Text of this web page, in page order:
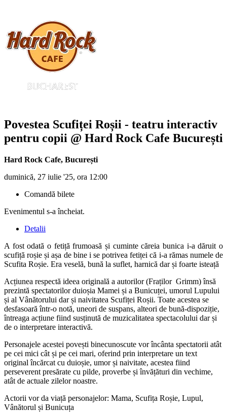
Povestea Scufiței Roșii - teatru interactiv
pentru copii @ Hard Rock Cafe București
Hard Rock Cafe, București
duminică, 27 iulie '25, ora 12:00
Comandă bilete
Evenimentul s-a încheiat.
Detalii
A fost odată o fetiță frumoasă și cuminte căreia bunica i-a dăruit o
scufiță roșie și așa de bine i se potrivea fetiței că i-a rămas numele de
Scufita Roșie. Era veselă, bună la suflet, harnică dar și foarte isteață
Acțiunea respectă ideea originală a autorilor (Fraților Grimm) însă
prezintă spectatorilor duioșia Mamei și a Bunicuței, umorul Lupului
și al Vânătorului dar și naivitatea Scufiței Roșii. Toate acestea se
desfasoară într-o notă, uneori de suspans, alteori de bună-dispoziție,
întreaga acțiune fiind susținută de muzicalitatea spectacolului dar și
de o interpretare interactivă.
Personajele acestei povești binecunoscute vor încânta spectatorii atât
pe cei mici cât și pe cei mari, oferind prin interpretare un text
original încărcat cu duioșie, umor și naivitate, acestea fiind
perseverent presărate cu pilde, proverbe și învățături din vechime,
atât de actuale zilelor noastre.
Actorii vor da viață personajelor: Mama, Scufița Roșie, Lupul,
Vânătorul și Bunicuța